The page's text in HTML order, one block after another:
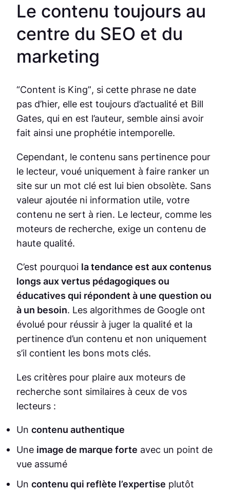
Le contenu toujours au
centre du SEO et du
marketing
“Content is King”, si cette phrase ne date
pas d’hier, elle est toujours d’actualité et Bill
Gates, qui en est l’auteur, semble ainsi avoir
fait ainsi une prophétie intemporelle.
Cependant, le contenu sans pertinence pour
le lecteur, voué uniquement à faire ranker un
site sur un mot clé est lui bien obsolète. Sans
valeur ajoutée ni information utile, votre
contenu ne sert à rien. Le lecteur, comme les
moteurs de recherche, exige un contenu de
haute qualité.
C’est pourquoi la tendance est aux contenus
longs aux vertus pédagogiques ou
éducatives qui répondent à une question ou
à un besoin. Les algorithmes de Google ont
évolué pour réussir à juger la qualité et la
pertinence d’un contenu et non uniquement
s’il contient les bons mots clés.
Les critères pour plaire aux moteurs de
recherche sont similaires à ceux de vos
lecteurs :
Un contenu authentique
Une image de marque forte avec un point de
vue assumé
Un contenu qui reflète l’expertise plutôt